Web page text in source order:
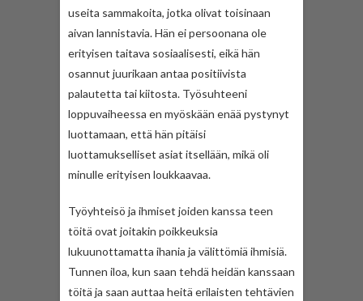
useita sammakoita, jotka olivat toisinaan
aivan lannistavia. Hän ei persoonana ole
erityisen taitava sosiaalisesti, eikä hän
osannut juurikaan antaa positiivista
palautetta tai kiitosta. Työsuhteeni
loppuvaiheessa en myöskään enää pystynyt
luottamaan, että hän pitäisi
luottamukselliset asiat itsellään, mikä oli
minulle erityisen loukkaavaa.
Työyhteisö ja ihmiset joiden kanssa teen
töitä ovat joitakin poikkeuksia
lukuunottamatta ihania ja välittömiä ihmisiä.
Tunnen iloa, kun saan tehdä heidän kanssaan
töitä ja saan auttaa heitä erilaisten tehtävien